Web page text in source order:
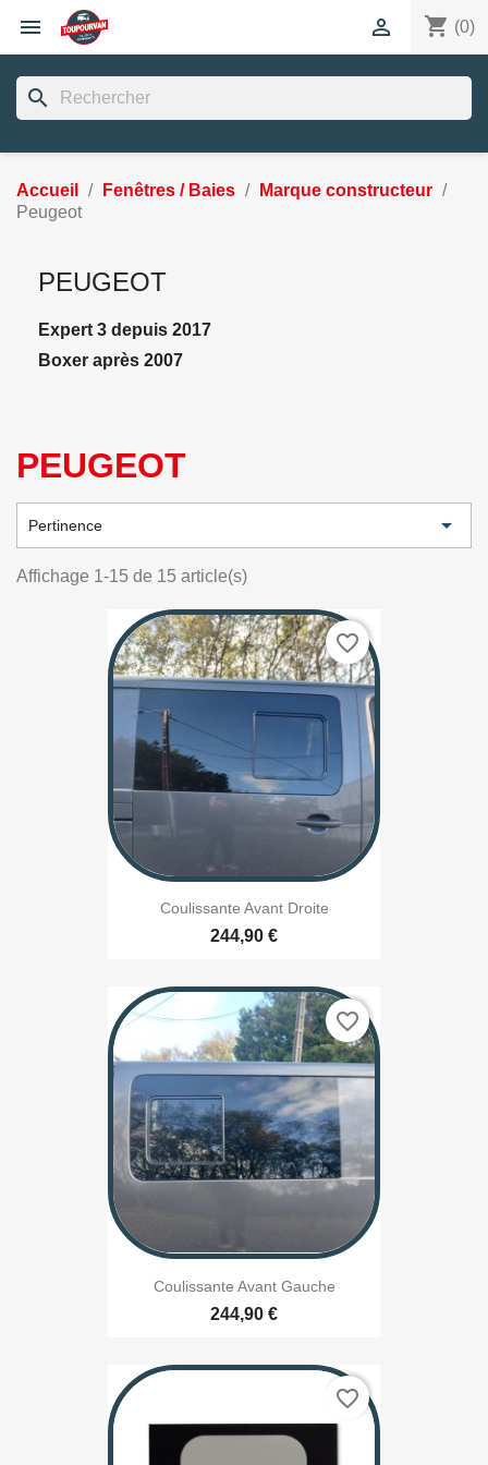
 shopping_cart (0)

search
Accueil Fenêtres / Baies
Marque constructeur
Peugeot
PEUGEOT
Expert 3 depuis 2017
Boxer après 2007
PEUGEOT
Pertinence 
Affichage 1-15 de 15 article(s)
Coulissante Avant Droite
244,90 €
favorite_border
Coulissante Avant Gauche
244,90 €
favorite_border
favorite_border